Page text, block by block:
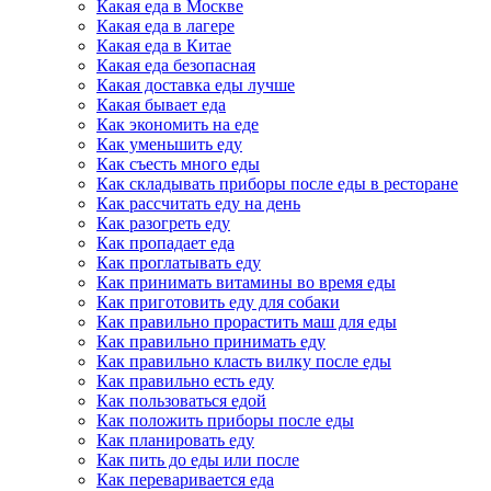
Какая еда в Москве
Какая еда в лагере
Какая еда в Китае
Какая еда безопасная
Какая доставка еды лучше
Какая бывает еда
Как экономить на еде
Как уменьшить еду
Как съесть много еды
Как складывать приборы после еды в ресторане
Как рассчитать еду на день
Как разогреть еду
Как пропадает еда
Как проглатывать еду
Как принимать витамины во время еды
Как приготовить еду для собаки
Как правильно прорастить маш для еды
Как правильно принимать еду
Как правильно класть вилку после еды
Как правильно есть еду
Как пользоваться едой
Как положить приборы после еды
Как планировать еду
Как пить до еды или после
Как переваривается еда